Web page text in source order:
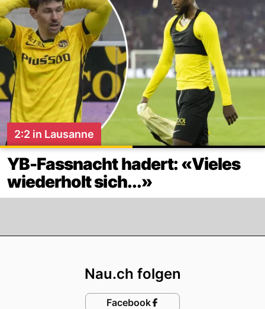
2:2 in Lausanne
YB-Fassnacht hadert: «Vieles
wiederholt sich...»
Nau.ch folgen
Facebook